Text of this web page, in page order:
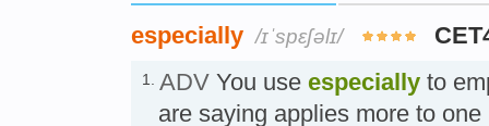
especially /ɪˈspɛʃəlɪ/
1. ADV You use especially to
are saying applies more to